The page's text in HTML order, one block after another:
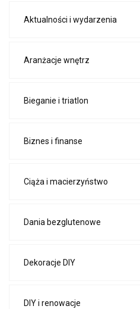
Aktualności i wydarzenia
Aranżacje wnętrz
Bieganie i triatlon
Biznes i finanse
Ciąża i macierzyństwo
Dania bezglutenowe
Dekoracje DIY
DIY i renowacje